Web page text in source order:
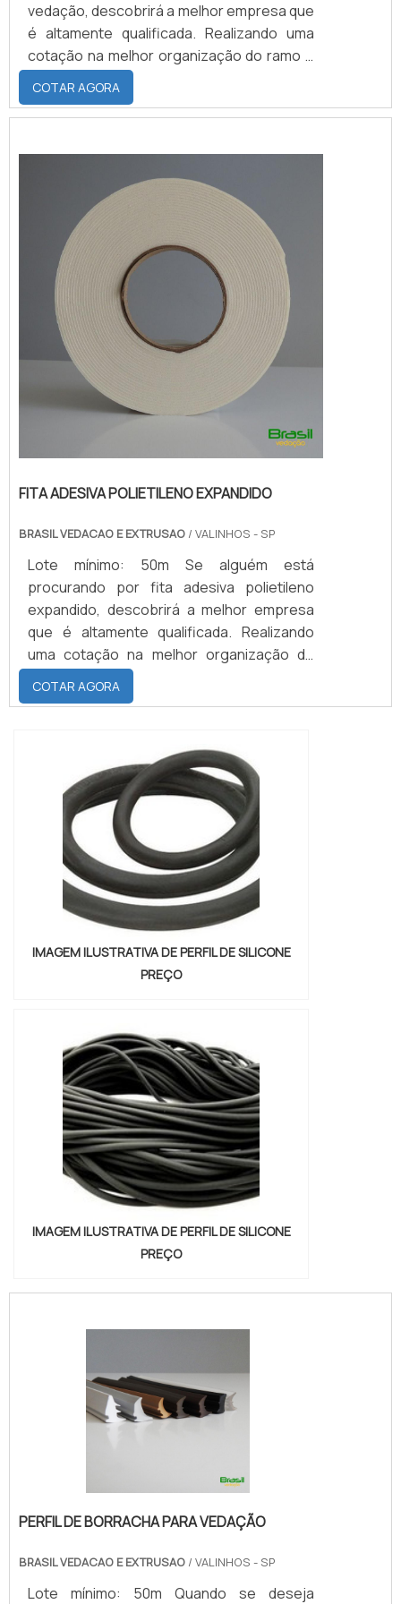
vedação, descobrirá a melhor empresa que
é altamente qualificada. Realizando uma
cotação na melhor organização do ramo e
descobrindo a maior referência de
qualidade da área de atuação.MAIS SOBRE
FITA DE ESPUMA PARA VEDAÇÃOQuem
encontrar o site da Brasil Vedação. É
possível encontrar borrachas fabri...
COTAR AGORA
FITA ADESIVA POLIETILENO EXPANDIDO
BRASIL VEDACAO E EXTRUSAO / VALINHOS - SP
Lote mínimo: 50m Se alguém está
procurando por fita adesiva polietileno
expandido, descobrirá a melhor empresa
que é altamente qualificada. Realizando
uma cotação na melhor organização do
ramo e descobrindo a maior referência de
qualidade da área de atuação.Quando o
poderá encontrar excelente custo-
benefício com cores sólidas e duráveis,
que não desbotam o...
COTAR AGORA
IMAGEM ILUSTRATIVA DE PERFIL DE SILICONE
PREÇO
IMAGEM ILUSTRATIVA DE PERFIL DE SILICONE
PREÇO
PERFIL DE BORRACHA PARA VEDAÇÃO
BRASIL VEDACAO E EXTRUSAO / VALINHOS - SP
Lote mínimo: 50m Quando se deseja